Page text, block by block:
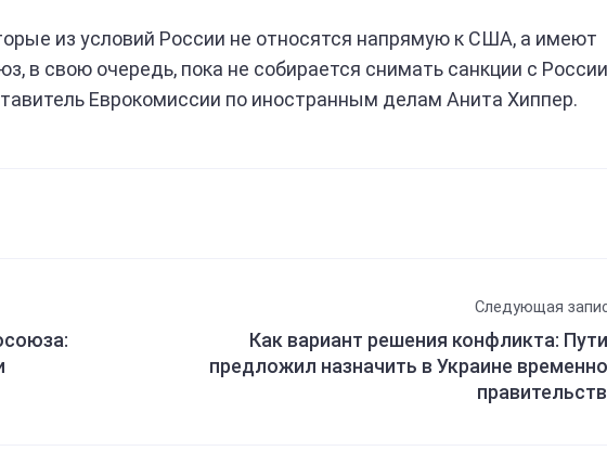
из условий России не относятся напрямую к США, а имеют
в свою очередь, пока не собирается снимать санкции с
Еврокомиссии по иностранным делам Анита Хиппер.
Следующая
Как вариант решения конфликта:
предложил назначить в Украине